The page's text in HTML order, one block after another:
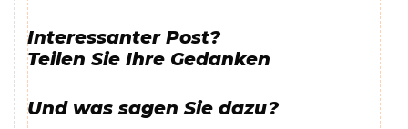
Interessanter Post?
Teilen Sie Ihre Gedanken
Und was sagen Sie dazu?